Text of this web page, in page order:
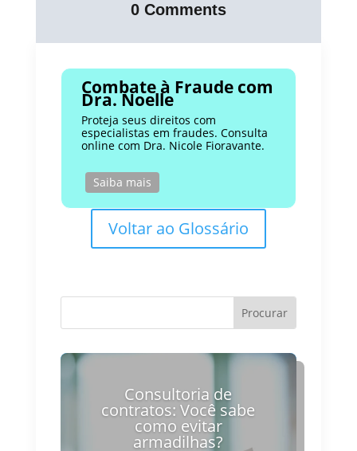
0 Comments
Combate à Fraude com
Dra. Noelle
Proteja seus direitos com
especialistas em fraudes. Consulta
online com Dra. Nicole Fioravante.
Saiba mais
Voltar ao Glossário
Consultoria de
contratos: Você sabe
como evitar
armadilhas?